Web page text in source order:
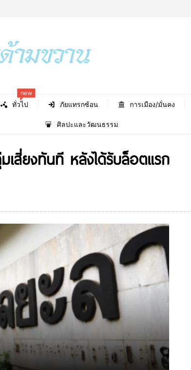
ทั่วไป
new
ภัยแทรกซ้อน การเมือง/มั่นคง
ศิลปะและวัฒนธรรม
เสี่ยงทันที หลังได้รับล็อตแรก